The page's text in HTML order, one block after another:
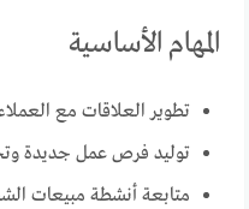
المهام الأساسية
تطوير العلاقات مع
توليد فرص عمل جديدة
متابعة أنشطة مبيعات